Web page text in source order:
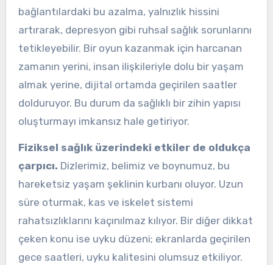
bağlantılardaki bu azalma, yalnızlık hissini
artırarak, depresyon gibi ruhsal sağlık sorunlarını
tetikleyebilir. Bir oyun kazanmak için harcanan
zamanın yerini, insan ilişkileriyle dolu bir yaşam
almak yerine, dijital ortamda geçirilen saatler
dolduruyor. Bu durum da sağlıklı bir zihin yapısı
oluşturmayı imkansız hale getiriyor.
Fiziksel sağlık üzerindeki etkiler de oldukça
çarpıcı. Dizlerimiz, belimiz ve boynumuz, bu
hareketsiz yaşam şeklinin kurbanı oluyor. Uzun
süre oturmak, kas ve iskelet sistemi
rahatsızlıklarını kaçınılmaz kılıyor. Bir diğer dikkat
çeken konu ise uyku düzeni; ekranlarda geçirilen
gece saatleri, uyku kalitesini olumsuz etkiliyor.